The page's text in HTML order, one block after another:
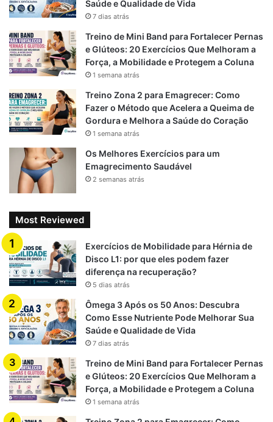
k
Saúde e Qualidade de Vida
7 dias atrás
Treino de Mini Band para Fortalecer Pernas
e Glúteos: 20 Exercícios Que Melhoram a
Força, a Mobilidade e Protegem a Coluna
1 semana atrás
Treino Zona 2 para Emagrecer: Como
Fazer o Método que Acelera a Queima de
Gordura e Melhora a Saúde do Coração
1 semana atrás
Os Melhores Exercícios para um
Emagrecimento Saudável
2 semanas atrás
Most Reviewed
Exercícios de Mobilidade para Hérnia de
Disco L1: por que eles podem fazer
diferença na recuperação?
5 dias atrás
Ômega 3 Após os 50 Anos: Descubra
Como Esse Nutriente Pode Melhorar Sua
Saúde e Qualidade de Vida
7 dias atrás
Treino de Mini Band para Fortalecer Pernas
e Glúteos: 20 Exercícios Que Melhoram a
Força, a Mobilidade e Protegem a Coluna
1 semana atrás